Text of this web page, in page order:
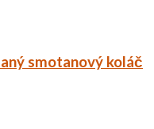
smotanový koláč